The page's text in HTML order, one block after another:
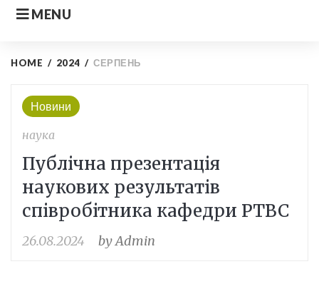
MENU
HOME / 2024 / СЕРПЕНЬ
Місяць:
Серпень
2024
Новини
наука
Публічна презентація
наукових результатів
співробітника кафедри РТВС
26.08.2024 byAdmin